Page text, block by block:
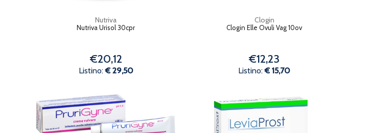
Nutriva
Nutriva Urisol 30cpr
€20,12
Listino:€ 29,50
Clogin
Clogin Elle Ovuli Vag 10ov
€12,23
Listino:€ 15,70